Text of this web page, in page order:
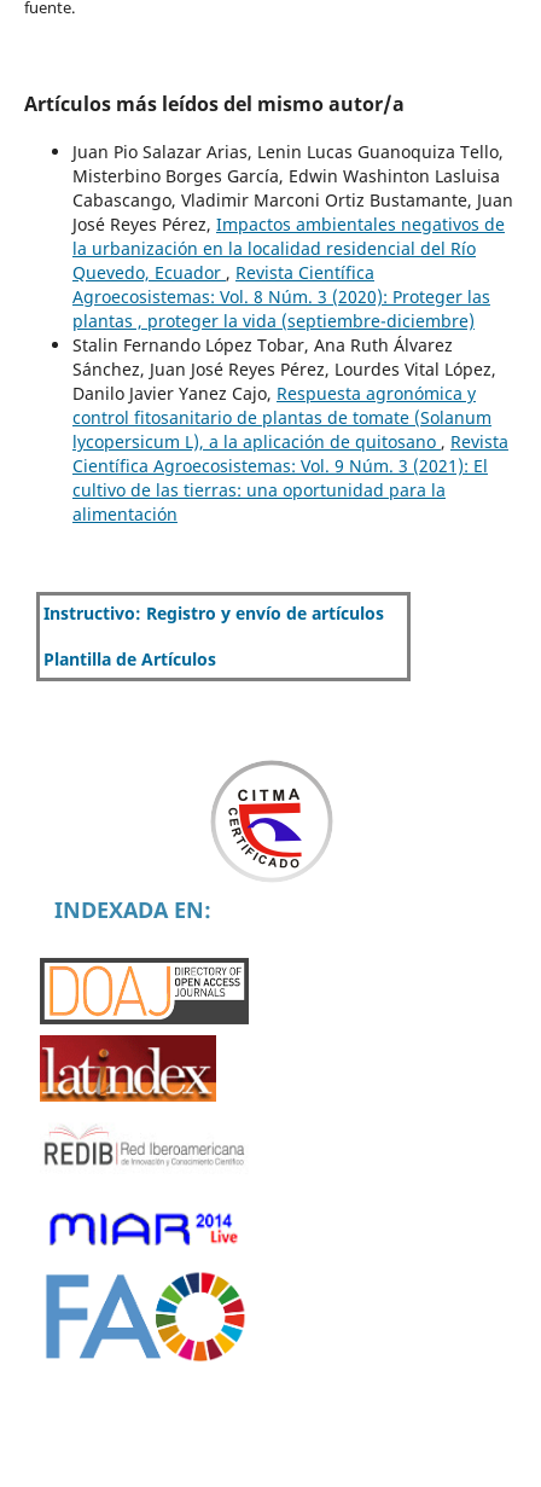
fuente.
Artículos más leídos del mismo autor/a
Juan Pio Salazar Arias, Lenin Lucas Guanoquiza Tello,
Misterbino Borges García, Edwin Washinton Lasluisa
Cabascango, Vladimir Marconi Ortiz Bustamante, Juan
José Reyes Pérez, Impactos ambientales negativos de
la urbanización en la localidad residencial del Río
Quevedo, Ecuador , Revista Científica
Agroecosistemas: Vol. 8 Núm. 3 (2020): Proteger las
plantas , proteger la vida (septiembre-diciembre)
Stalin Fernando López Tobar, Ana Ruth Álvarez
Sánchez, Juan José Reyes Pérez, Lourdes Vital López,
Danilo Javier Yanez Cajo, Respuesta agronómica y
control fitosanitario de plantas de tomate (Solanum
lycopersicum L), a la aplicación de quitosano , Revista
Científica Agroecosistemas: Vol. 9 Núm. 3 (2021): El
cultivo de las tierras: una oportunidad para la
alimentación
Instructivo: Registro y envío de artículos
Plantilla de Artículos
INDEXADA EN: